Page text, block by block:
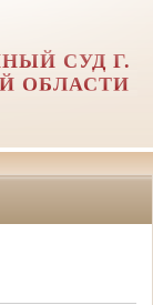
СУД Г.
ОБЛАСТИ